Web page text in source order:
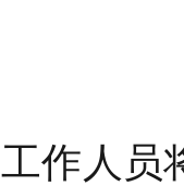
工作人员